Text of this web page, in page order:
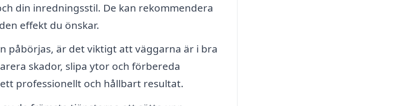
din inredningsstil. De kan rekommendera
effekt du önskar.
påbörjas, är det viktigt att väggarna är i bra
skador, slipa ytor och förbereda
professionellt och hållbart resultat.